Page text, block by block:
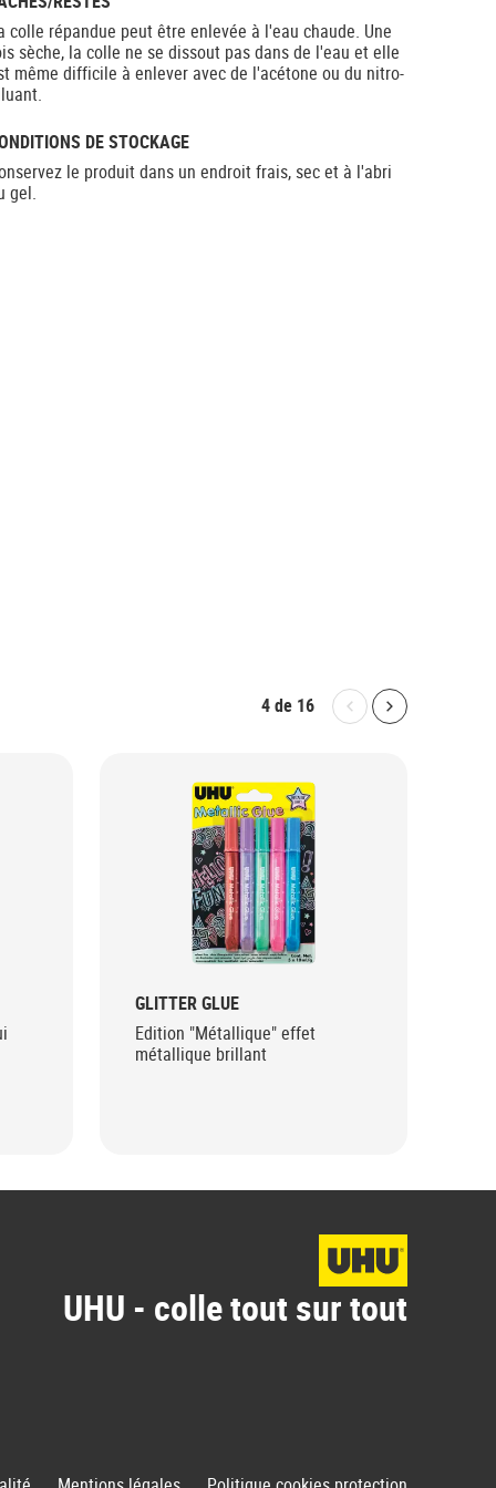
colle répandue peut être enlevée à l'eau chaude. Une
sèche, la colle ne se dissout pas dans de l'eau et elle
même difficile à enlever avec de l'acétone ou du nitro-
DE STOCKAGE
le produit dans un endroit frais, sec et à l'abri
gel.
4de 16
GLITTER GLUE
Edition "Métallique" effet
métallique brillant
UHU - colle tout sur tout